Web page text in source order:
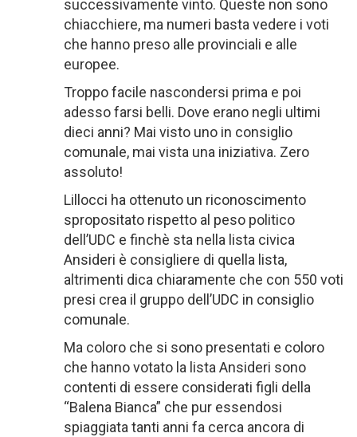
successivamente vinto. Queste non sono
chiacchiere, ma numeri basta vedere i voti
che hanno preso alle provinciali e alle
europee.
Troppo facile nascondersi prima e poi
adesso farsi belli. Dove erano negli ultimi
dieci anni? Mai visto uno in consiglio
comunale, mai vista una iniziativa. Zero
assoluto!
Lillocci ha ottenuto un riconoscimento
spropositato rispetto al peso politico
dell’UDC e finchè sta nella lista civica
Ansideri è consigliere di quella lista,
altrimenti dica chiaramente che con 550 voti
presi crea il gruppo dell’UDC in consiglio
comunale.
Ma coloro che si sono presentati e coloro
che hanno votato la lista Ansideri sono
contenti di essere considerati figli della
“Balena Bianca” che pur essendosi
spiaggiata tanti anni fa cerca ancora di